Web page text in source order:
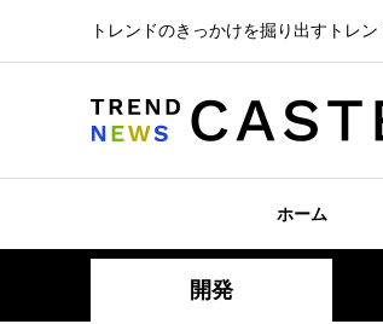
トレンドのきっかけを掘り出すトレ
ホーム
開発